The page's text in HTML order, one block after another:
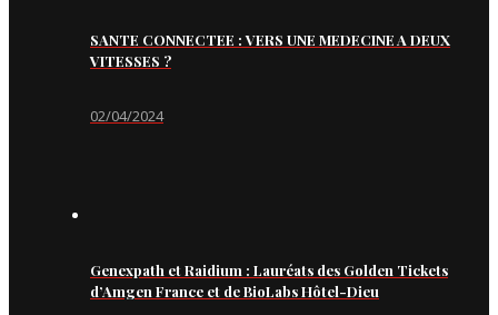
SANTE CONNECTEE : VERS UNE MEDECINE A DEUX
VITESSES ?
02/04/2024
Genexpath et Raidium : Lauréats des Golden Tickets
d’Amgen France et de BioLabs Hôtel-Dieu